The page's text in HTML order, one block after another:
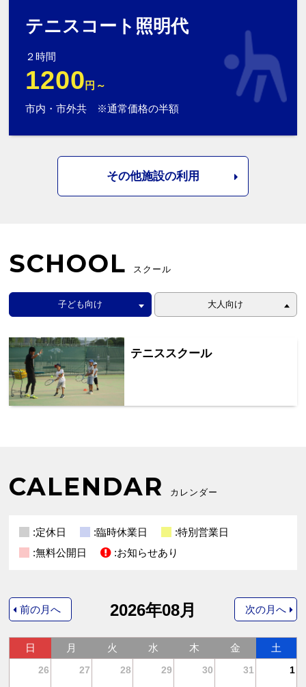
テニスコート照明代
２時間
1200 円～
市内・市外共 ※通常価格の半額
その他施設の利用
SCHOOL スクール
子ども向け 大人向け
テニススクール
CALENDAR カレンダー
:定休日 :臨時休業日
:特別営業日
:無料公開日
:お知らせあり
前の月へ 2026年08月
日 月 火 水 木 金 土
26 27 28 29 30 31 1
次の月へ